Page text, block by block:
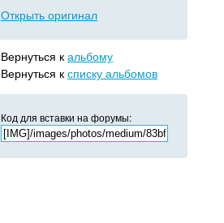
Открыть оригинал
Вернуться к альбому
Вернуться к списку альбомов
Код для вставки на форумы: